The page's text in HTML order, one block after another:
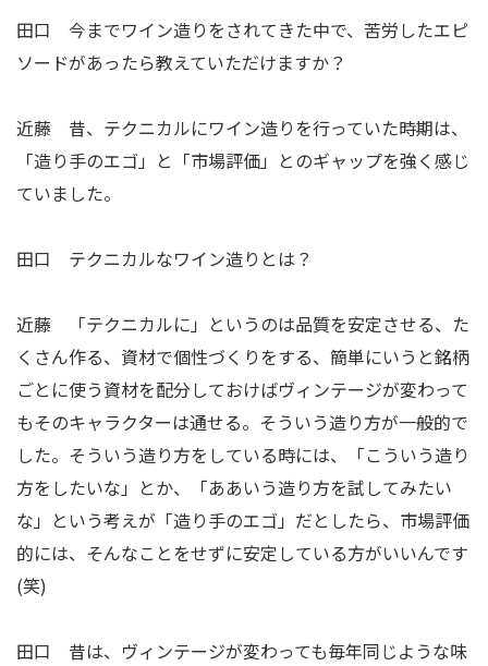
田口 今までワイン造りをされてきた中で、苦労したエピ
ソードがあったら教えていただけますか？
近藤 昔、テクニカルにワイン造りを行っていた時期は、
「造り手のエゴ」と「市場評価」とのギャップを強く感じ
ていました。
田口 テクニカルなワイン造りとは？
近藤 「テクニカルに」というのは品質を安定させる、た
くさん作る、資材で個性づくりをする、簡単にいうと銘柄
ごとに使う資材を配分しておけばヴィンテージが変わって
もそのキャラクターは通せる。そういう造り方が一般的で
した。そういう造り方をしている時には、「こういう造り
方をしたいな」とか、「ああいう造り方を試してみたい
な」という考えが「造り手のエゴ」だとしたら、市場評価
的には、そんなことをせずに安定している方がいいんです
(笑)
田口 昔は、ヴィンテージが変わっても毎年同じような味